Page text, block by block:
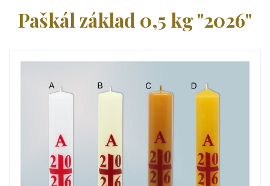
Paškál základ 0,5 kg "2026"